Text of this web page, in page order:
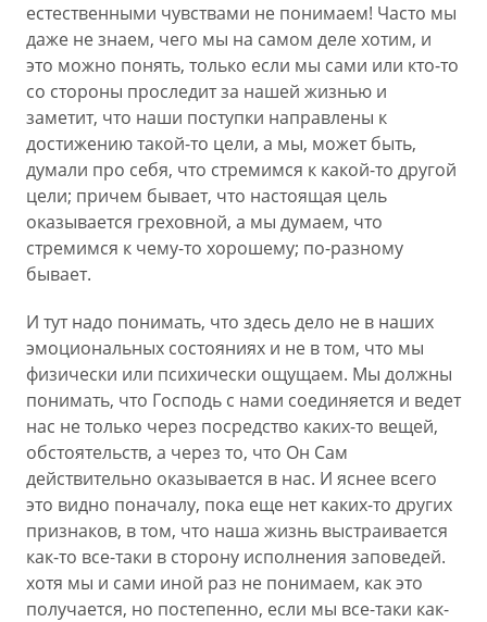
естественными чувствами не понимаем! Часто мы
даже не знаем, чего мы на самом деле хотим, и
это можно понять, только если мы сами или кто-то
со стороны проследит за нашей жизнью и
заметит, что наши поступки направлены к
достижению такой-то цели, а мы, может быть,
думали про себя, что стремимся к какой-то другой
цели; причем бывает, что настоящая цель
оказывается греховной, а мы думаем, что
стремимся к чему-то хорошему; по-разному
бывает.
И тут надо понимать, что здесь дело не в наших
эмоциональных состояниях и не в том, что мы
физически или психически ощущаем. Мы должны
понимать, что Господь с нами соединяется и ведет
нас не только через посредство каких-то вещей,
обстоятельств, а через то, что Он Сам
действительно оказывается в нас. И яснее всего
это видно поначалу, пока еще нет каких-то других
признаков, в том, что наша жизнь выстраивается
как-то все-таки в сторону исполнения заповедей.
хотя мы и сами иной раз не понимаем, как это
получается, но постепенно, если мы все-таки как-